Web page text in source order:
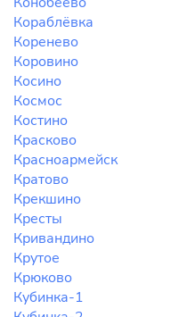
Кораблёвка
Коренево
Коровино
Косино
Космос
Костино
Красково
Красноармейск
Кратово
Крекшино
Кресты
Кривандино
Крутое
Крюково
Кубинка-1